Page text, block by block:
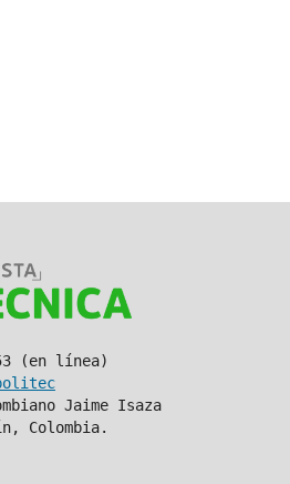
(en línea)
Jaime Isaza
Colombia.